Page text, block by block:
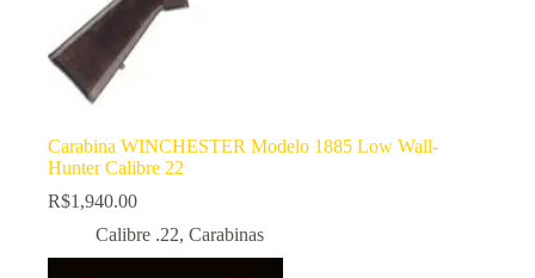
Carabina WINCHESTER Modelo 1885 Low Wall-
Hunter Calibre 22
R$1,940.00
Calibre .22, Carabinas